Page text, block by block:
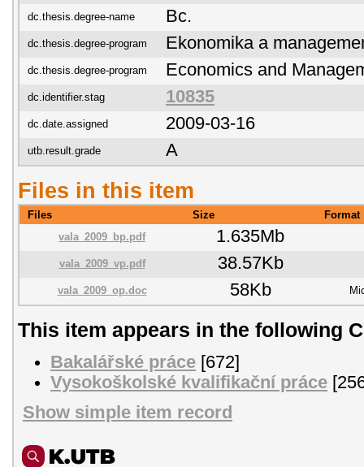
dc.thesis.degree-name Bc.
dc.thesis.degree-program Ekonomika a
dc.thesis.degree-program Economics and
dc.identifier.stag 10835
dc.date.assigned 2009-03-16
utb.result.grade A
Files in this item
Files Size
Format
vala_2009_bp.pdf
1.635Mb
vala_2009_vp.pdf 38.57Kb
vala_2009_op.doc 58Kb
This item appears in the following
Bakalářské práce [672]
Vysokoškolské kvalifikační práce
Show simple item record